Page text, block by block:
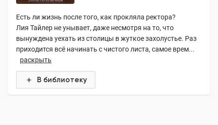
Есть ли жизнь после того, как прокляла ректора?
Лия Тайлер не унывает, даже несмотря на то, что
вынуждена уехать из столицы в жуткое захолустье. Раз
приходится всё начинать с чистого листа, самое врем...
раскрыть
В библиотеку